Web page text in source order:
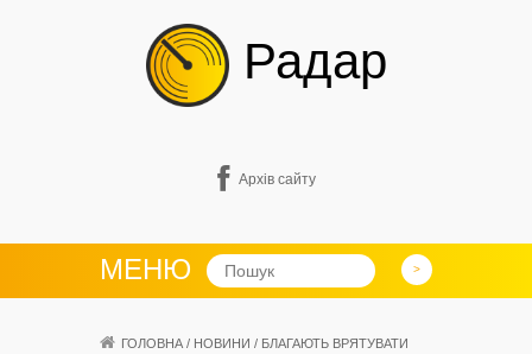
Радар
Архів сайту
МЕНЮ
ГОЛОВНА / НОВИНИ / БЛАГАЮТЬ ВРЯТУВАТИ